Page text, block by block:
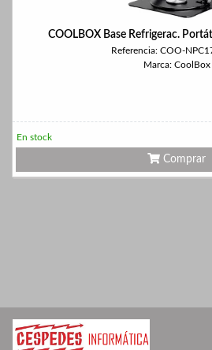
COOLBOX Base Refrigerac.
Referencia: COO-
Marca: CoolBox
En stock
Comprar